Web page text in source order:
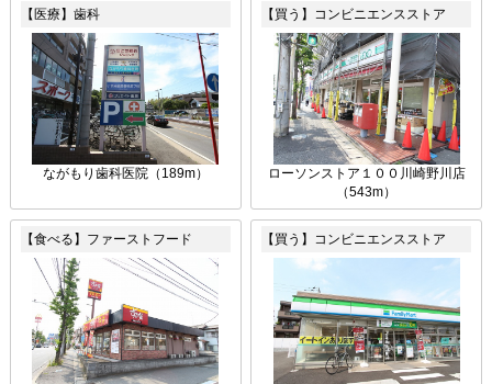
【医療】歯科
ながもり歯科医院（189m）
【買う】コンビニエンスストア
ローソンストア１００川崎野川店
（543m）
【食べる】ファーストフード 【買う】コンビニエンスストア